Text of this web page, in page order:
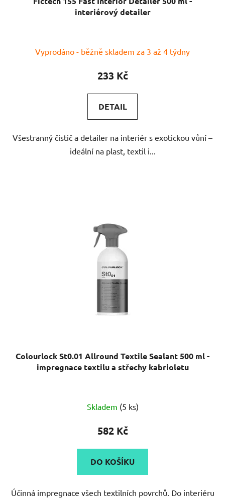
interiérový detailer
Vyprodáno - běžně skladem za 3 až 4 týdny
233 Kč
DETAIL
Všestranný čistič a detailer na interiér s exotickou vůní –
ideální na plast, textil i...
Colourlock St0.01 Allround Textile Sealant 500 ml -
impregnace textilu a střechy kabrioletu
Skladem (5 ks)
582 Kč
DO KOŠÍKU
Účinná impregnace všech textilních povrchů. Do interiéru